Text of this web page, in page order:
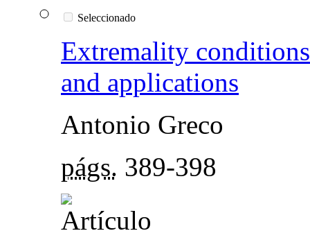
Seleccionado
Extremality
and applications
Antonio Greco
págs. 389-398